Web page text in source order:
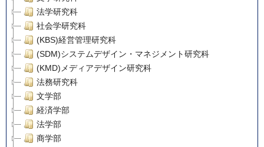
法学研究科
社会学研究科
(KBS)経営管理研究科
(SDM)システムデザイン・マネジメント研究科
(KMD)メディアデザイン研究科
法務研究科
文学部
経済学部
法学部
商学部